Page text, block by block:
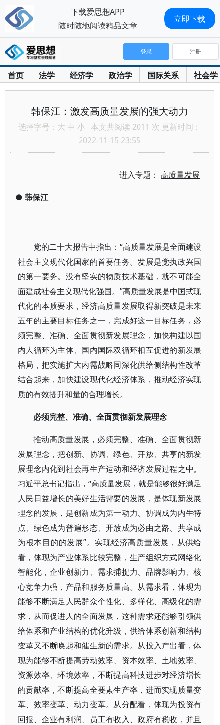
首页 法学 经济学 政治学 国际关系 社会学
登录 注册
韩保江：激发高质量发展的强大动力
选择字号： 大 中 小 本文共阅读 2011 次 更新时间：
2022-11-15 23:55
进入专题：高质量发展
● 韩保江
党的二十大报告中指出：“高质量发展是全面建设
社会主义现代化国家的首要任务。发展是党执政兴国
的第一要务。没有坚实的物质技术基础，就不可能全
面建成社会主义现代化强国。”高质量发展是中国式现
代化的本质要求，经济高质量发展取得新突破是未来
五年的主要目标任务之一，完成好这一目标任务，必
须完整、准确、全面贯彻新发展理念，加快构建以国
内大循环为主体、国内国际双循环相互促进的新发展
格局，把实施扩大内需战略同深化供给侧结构性改革
结合起来，加快建设现代化经济体系，推动经济实现
质的有效提升和量的合理增长。
必须完整、准确、全面贯彻新发展理念
推动高质量发展，必须完整、准确、全面贯彻新
发展理念，把创新、协调、绿色、开放、共享的新发
展理念内化到社会再生产运动和经济发展过程之中。
习近平总书记指出，“高质量发展，就是能够很好满足
人民日益增长的美好生活需要的发展，是体现新发展
理念的发展，是创新成为第一动力、协调成为内生特
点、绿色成为普遍形态、开放成为必由之路、共享成
为根本目的的发展”。实现经济高质量发展，从供给
看，体现为产业体系比较完整，生产组织方式网络化
智能化，企业创新力、需求捕捉力、品牌影响力、核
心竞争力强，产品和服务质量高。从需求看，体现为
能够不断满足人民群众个性化、多样化、高级化的需
求，从而促进人的全面发展，这种需求还能够引领供
给体系和产业结构的优化升级，供给体系创新和结构
变革又不断唤起和催生新的需求。从投入产出看，体
现为能够不断提高劳动效率、资本效率、土地效率、
资源效率、环境效率，不断提高科技进步对经济增长
的贡献率，不断提高全要素生产率，进而实现质量变
革、效率变革、动力变革。从分配看，体现为投资有
回报、企业有利润、员工有收入、政府有税收，并且
下载爱思想APP
随时随地阅读精品文章
立即下载